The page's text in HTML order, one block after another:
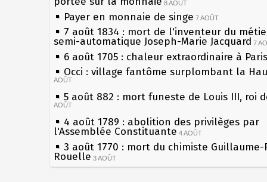
8 AOÛT
Payer en monnaie de singe 7 AOÛT
7 août 1834 : mort de l'inventeur du
semi-automatique Joseph-Marie Jacquard 7
6 août 1705 : chaleur extraordinaire à Paris
Occi : village fantôme surplombant la
AOÛT
5 août 882 : mort funeste de Louis III, roi
AOÛT
4 août 1789 : abolition des privilèges par
l'Assemblée Constituante 4 AOÛT
3 août 1770 : mort du chimiste Guillaume-
Rouelle 3 AOÛT
Musée Jean de La Fontaine : réouverture